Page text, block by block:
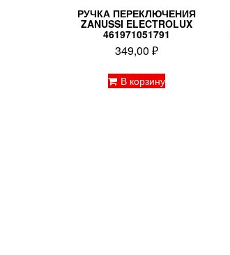
РУЧКА ПЕРЕКЛЮЧЕНИЯ
ZANUSSI ELECTROLUX
461971051791
349,00₽
В корзину